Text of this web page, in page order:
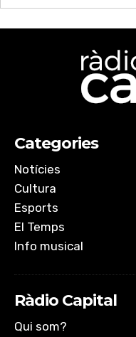
Categories
Notícies
Cultura
Esports
El Temps
Info musical
Ràdio Capital
Qui som?